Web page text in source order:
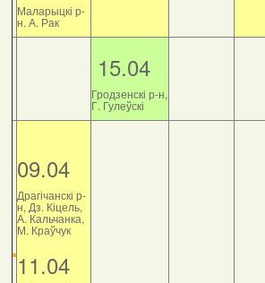
Маларыцкі р-
н. А. Рак
15.04
Гродзенскі р-н,
Г. Гулеўскі
09.04
Драгічанскі р-
н, Дз. Кіцель,
А. Кальчанка,
М. Краўчук
11.04